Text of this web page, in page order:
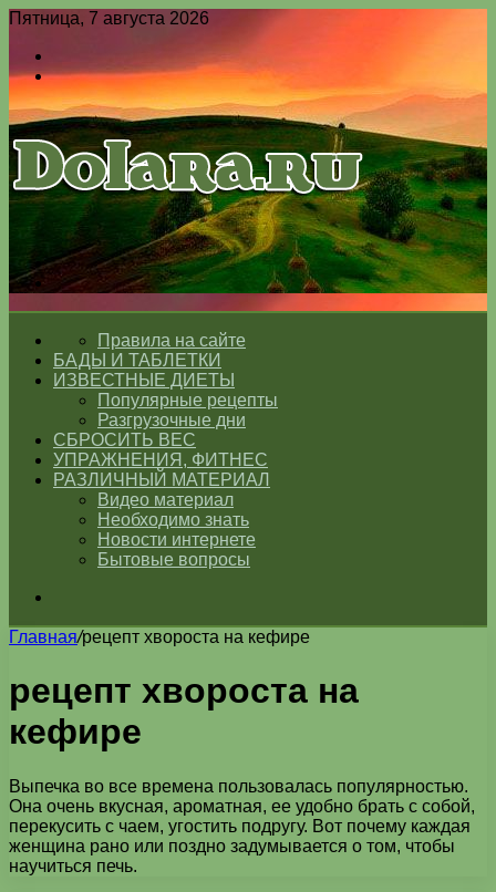
Пятница, 7 августа 2026
Switch
skin
Меню
Switch
ГЛАВНАЯПравила на сайте
БАДЫ И ТАБЛЕТКИ
ИЗВЕСТНЫЕ ДИЕТЫ
Популярные рецепты
Разгрузочные дни
СБРОСИТЬ ВЕС
УПРАЖНЕНИЯ, ФИТНЕС
РАЗЛИЧНЫЙ МАТЕРИАЛ
Видео материал
Необходимо знать
Новости интернете
Бытовые вопросы
Главная/рецепт хвороста на кефире
рецепт хвороста на
кефире
Выпечка во все времена пользовалась популярностью.
Она очень вкусная, ароматная, ее удобно брать с собой,
перекусить с чаем, угостить подругу. Вот почему каждая
женщина рано или поздно задумывается о том, чтобы
научиться печь.